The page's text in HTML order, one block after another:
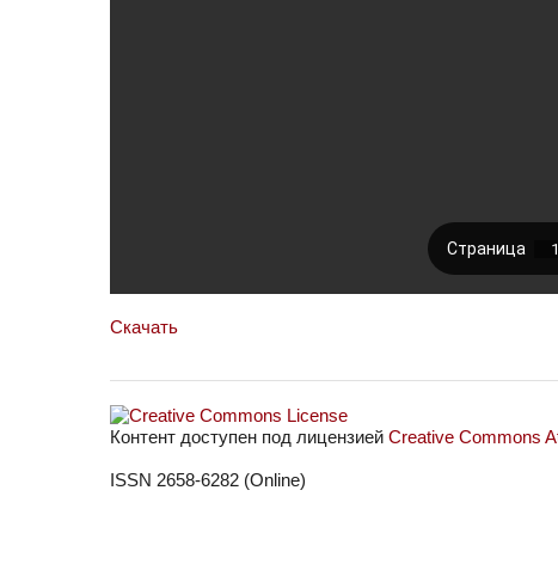
Скачать
Контент доступен под лицензией Creative Commons
ISSN 2658-6282 (Online)